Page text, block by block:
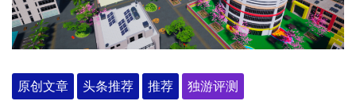
原创文章 头条推荐 推荐 独游评测